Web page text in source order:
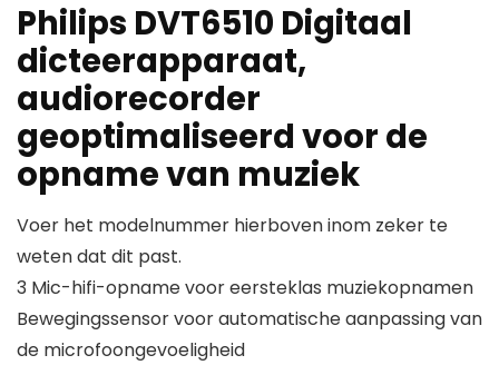
Philips DVT6510 Digitaal
dicteerapparaat,
audiorecorder
geoptimaliseerd voor de
opname van muziek
Voer het modelnummer hierboven inom zeker te
weten dat dit past.
3 Mic-hifi-opname voor eersteklas muziekopnamen
Bewegingssensor voor automatische aanpassing van
de microfoongevoeligheid